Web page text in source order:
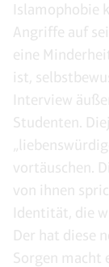
Islamophobie
Angriffe auf
eine
ist,
Interview
Studenten.
vortäuschen.
von ihnen
Identität, die
Der hat diese
Sorgen macht